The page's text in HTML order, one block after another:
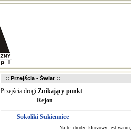
:: Przejścia - Świat ::
Przejścia drogi Znikający punkt
Rejon
Sokoliki Sukiennice
Na tej drodze kluczowy jest